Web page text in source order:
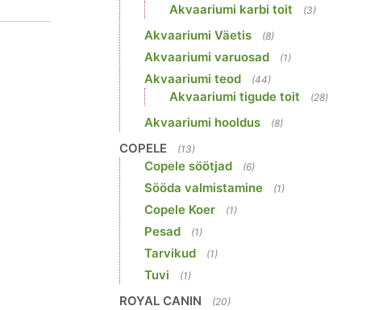
Akvaariumi karbi toit (3)
Akvaariumi Väetis (8)
Akvaariumi varuosad (1)
Akvaariumi teod (44)
Akvaariumi tigude toit (28)
Akvaariumi hooldus (8)
COPELE (13)
Copele söötjad (6)
Sööda valmistamine (1)
Copele Koer (1)
Pesad (1)
Tarvikud (1)
Tuvi (1)
ROYAL CANIN (20)